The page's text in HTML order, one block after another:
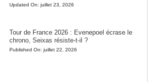
Updated On: juillet 23, 2026
Tour de France 2026 : Evenepoel écrase le
chrono, Seixas résiste-t-il ?
Published On: juillet 22, 2026